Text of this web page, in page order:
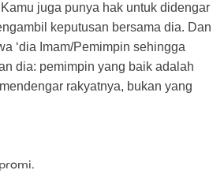
juga punya hak untuk didengar
keputusan bersama dia. Dan
‘dia Imam/Pemimpin sehingga
dia: pemimpin yang baik adalah
rakyatnya, bukan yang